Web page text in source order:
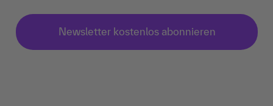
Newsletter kostenlos abonnieren